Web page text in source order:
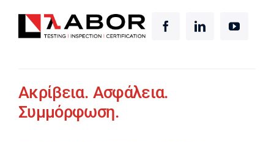
Ακρίβεια. Ασφάλεια.
Συμμόρφωση.